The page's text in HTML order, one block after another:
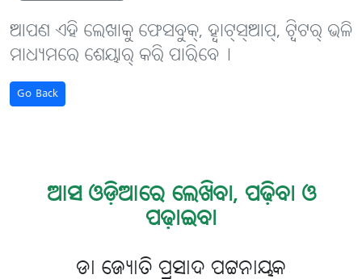
ଆପଣ ଏହି ଲେଖାକୁ ଫେସବୁକ୍, ହ୍ବାଟ୍‌ସ୍‌ଆପ୍, ଟ୍ବିଟର୍ ଭଳି
ମାଧ୍ୟମରେ ଶେୟାର୍ କରି ପାରିବେ୤
Go Back
ଆସ ଓଡ଼ିଆରେ ଲେଖିବା, ପଢ଼ିବା ଓ
ପଢ଼ାଇବା
ଡା ଜ୍ୟୋତି ପ୍ରସାଦ ପଟ୍ଟନାୟକ